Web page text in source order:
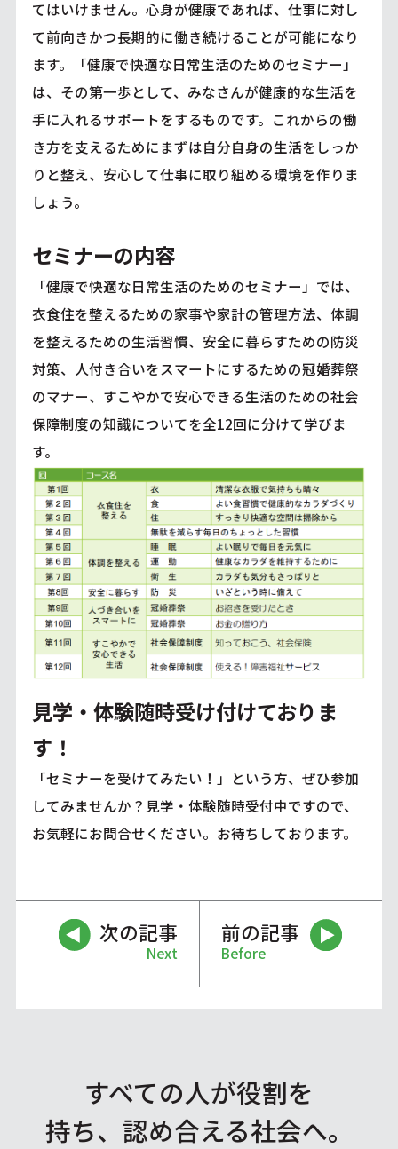
てはいけません。心身が健康であれば、仕事に対し
て前向きかつ長期的に働き続けることが可能になり
ます。「健康で快適な日常生活のためのセミナー」
は、その第一歩として、みなさんが健康的な生活を
手に入れるサポートをするものです。これからの働
き方を支えるためにまずは自分自身の生活をしっか
りと整え、安心して仕事に取り組める環境を作りま
しょう。
セミナーの内容
「健康で快適な日常生活のためのセミナー」では、
衣食住を整えるための家事や家計の管理方法、体調
を整えるための生活習慣、安全に暮らすための防災
対策、人付き合いをスマートにするための冠婚葬祭
のマナー、すこやかで安心できる生活のための社会
保障制度の知識についてを全12回に分けて学びま
す。
見学・体験随時受け付けておりま
す！
「セミナーを受けてみたい！」という方、ぜひ参加
してみませんか？見学・体験随時受付中ですので、
お気軽にお問合せください。お待ちしております。
次の記事
Next
前の記事
Before
すべての人が役割を
持ち、認め合える社会へ。